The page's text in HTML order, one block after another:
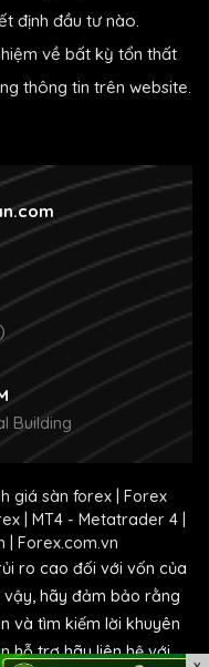
định đầu tư nào.
về bất kỳ tổn thất
thông tin trên website.
Building
giá sàn forex| Forex
| MT4 - Metatrader 4|
Forex.com.vn
ro cao đối với vốn của
hãy đảm bảo rằng
và tìm kiếm lời khuyên
hỗ trợ hãy liên hệ với